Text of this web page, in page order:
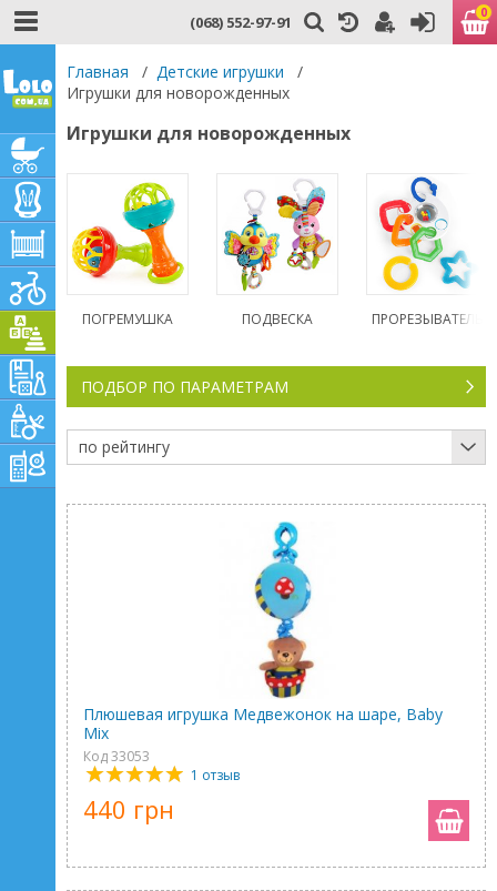
(068) 552-97-91 0
Главная / Детские игрушки
/
Игрушки для новорожденных
Игрушки для новорожденных
ПОГРЕМУШКА ПОДВЕСКА ПРОРЕЗЫВАТЕЛЬ
ПОДБОР ПО ПАРАМЕТРАМ
по рейтингу
Плюшевая игрушка Медвежонок на шаре, Baby
Mix
Код 33053
1 отзыв
440 грн